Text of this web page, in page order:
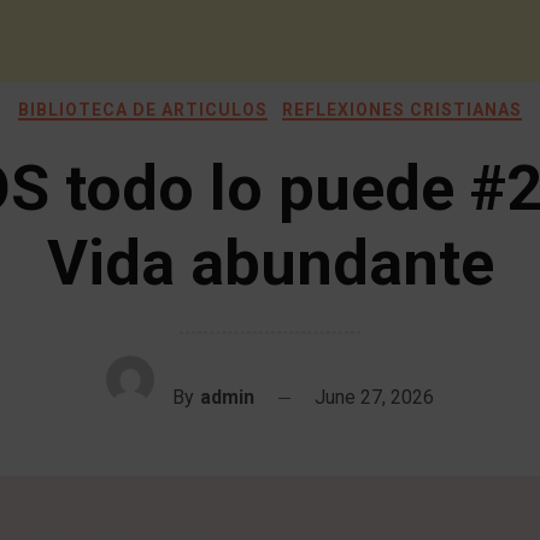
BIBLIOTECA DE ARTICULOS REFLEXIONES CRISTIANAS
todo lo puede
Vida abundante
By admin June 27, 2026